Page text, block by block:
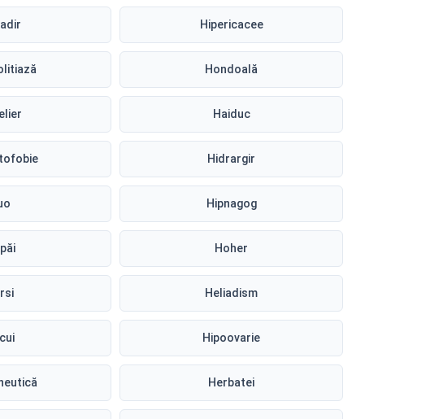
Hipericacee
Hondoală
Haiduc
Hidrargir
Hipnagog
Hoher
Heliadism
Hipoovarie
Herbatei